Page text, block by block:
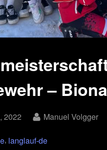
–
2022 By
Manuel Volgger
, langlauf-de